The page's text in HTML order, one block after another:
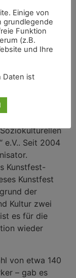
es nicht.
und
nicht
von
Jahr vertreten
fand das
Elbseite
e.V.. Seit 2004
Kunstfest-
Kunstfest
der
Kultur zwei
es für die
wieder
von etwa 140
– gab es
Einige von
grundlegende
Funktion
(z.B.
und Ihre
Daten ist